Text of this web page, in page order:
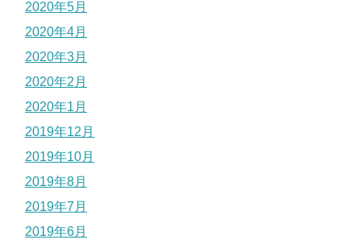
2020年5月
2020年4月
2020年3月
2020年2月
2020年1月
2019年12月
2019年10月
2019年8月
2019年7月
2019年6月